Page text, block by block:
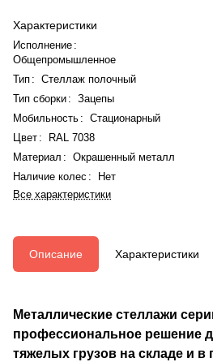
Характеристики
Исполнение :
Общепромышленное
Тип : Стеллаж полочный
Тип сборки: Зацепы
Мобильность : Стационарный
Цвет :
RAL 7038
Материал : Окрашенный металл
Наличие колес :
Нет
Все характеристики
Описание Характеристики
Металлические стеллажи
профессиональное решение
тяжелых грузов на складе и в